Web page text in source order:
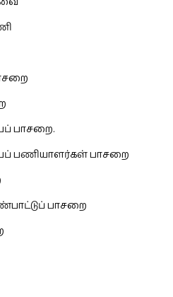
பாசறை.
பணியாளர்கள் பாசறை
பாசறை